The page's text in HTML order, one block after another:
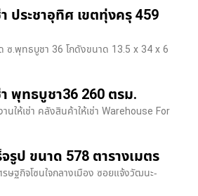
า ประชาอุทิศ เขตทุ่งครุ 459
ด ซ.พุทธบูชา 36 โกดังขนาด 13.5 x 34 x 6
า พุทธบูชา36 260 ตรม.
านให้เช่า คลังสินค้าให้เช่า Warehouse For
จรูป ขนาด 578 ตารางเมตร
ษฐกิจโซนใจกลางเมือง ซอยแจ้งวัฒนะ-